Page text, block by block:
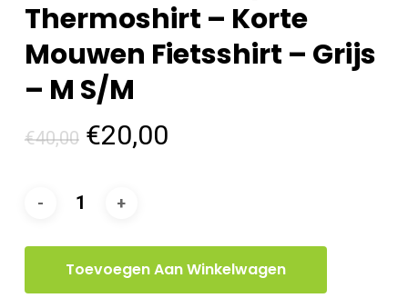
Thermoshirt – Korte
Mouwen Fietsshirt – Grijs
– M S/M
€40,00 Oorspronkelijke
€40,00.
€20,00Huidige
Toevoegen Aan Winkelwagen